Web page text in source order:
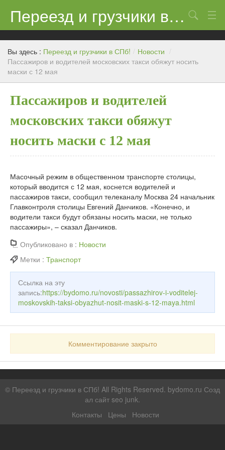
Переезд и грузчики в СПб!
Контакты
Цены
Новости
Поиск
Вы здесь : Переезд и грузчики в СПб! / Новости /
Пассажиров и водителей московских такси обяжут носить
маски с 12 мая
Пассажиров и водителей
московских такси обяжут
носить маски с 12 мая
Масочный режим в общественном транспорте столицы,
который вводится с 12 мая, коснется водителей и
пассажиров такси, сообщил телеканалу Москва 24 начальник
Главконтроля столицы Евгений Данчиков. «Конечно, и
водители такси будут обязаны носить маски, не только
пассажиры», – сказал Данчиков.
Опубликовано в : Новости
Метки : Транспорт
Ссылка на эту
запись:https://bydomo.ru/novosti/passazhirov-i-voditelej-
moskovskih-taksi-obyazhut-nosit-maski-s-12-maya.html
Комментирование закрыто
© Переезд и грузчики в СПб! All Rights Reserved. bydomo.ru Созд
ал сайт seo junk.
Контакты
Цены Новости